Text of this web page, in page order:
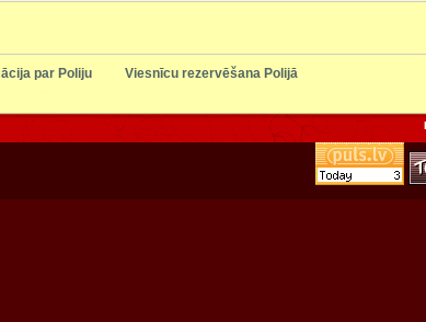
par Poliju Viesnīcu rezervēšana Polijā